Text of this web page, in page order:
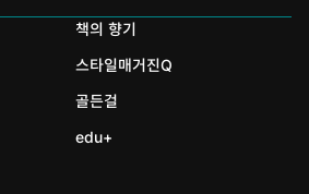
책의 향기
스타일매거진Q
골든걸
edu+